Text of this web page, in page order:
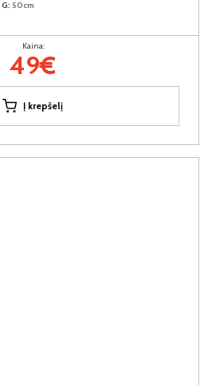
G: 50cm
Kaina:
49€
Į krepšelį